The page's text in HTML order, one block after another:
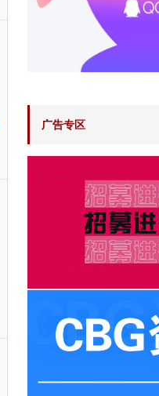
广告专区